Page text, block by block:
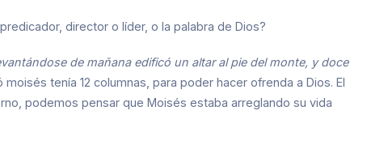
director o líder, o la palabra de Dios?
de mañana edificó un altar al pie del monte, y doce
tenía 12 columnas, para poder hacer ofrenda a Dios. El
podemos pensar que Moisés estaba arreglando su vida